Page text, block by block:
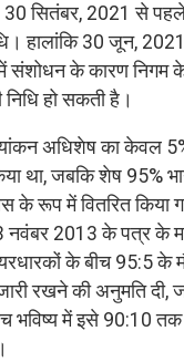
30 सितंबर, 2021 से
हालांकि 30 जून,
संशोधन के कारण निगम के
निधि हो सकती है।
अधिशेष का केवल
था, जबकि शेष 95%
के रूप में वितरित किया
नवंबर 2013 के पत्र के
के बीच 95:5 के
रखने की अनुमति दी,
भविष्य में इसे 90:10